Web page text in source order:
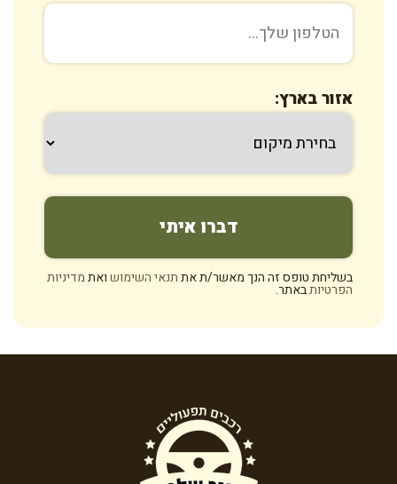
אזור בארץ:
בשליחת טופס זה הנך מאשר/ת אתתנאי השימושואתמדיניות
הפרטיותבאתר.